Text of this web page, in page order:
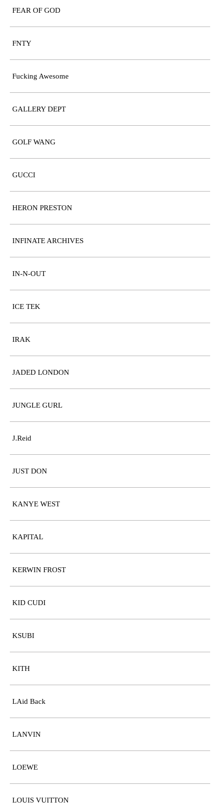
FEAR OF GOD
FNTY
Fucking Awesome
GALLERY DEPT
GOLF WANG
GUCCI
HERON PRESTON
INFINATE ARCHIVES
IN-N-OUT
ICE TEK
IRAK
JADED LONDON
JUNGLE GURL
J.Reid
JUST DON
KANYE WEST
KAPITAL
KERWIN FROST
KID CUDI
KSUBI
KITH
LAid Back
LANVIN
LOEWE
LOUIS VUITTON